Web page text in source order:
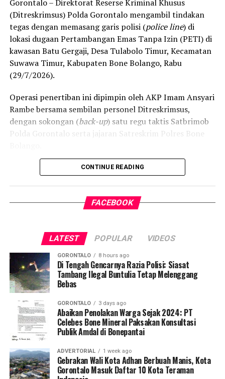
berpotensi merusak ekosistem pesisir serta perairan
Teluk Tomini, menghancurkan daerah resapan air, dan
mengancam ruang hidup nelayan serta petani lokal.
Rencana konsultasi publik PT CBM diprediksi bakal
mendapat perlawanan ketat dari koalisi masyarakat sipil
dan warga lintas desa yang bersiap menghadang
kelestarian ruang hidup mereka.
Gorontalo – Direktorat Reserse Kriminal Khusus
(Ditreskrimsus) Polda Gorontalo mengambil tindakan
tegas dengan memasang garis polisi (police line) di
lokasi dugaan Pertambangan Emas Tanpa Izin (PETI) di
kawasan Batu Gergaji, Desa Tulabolo Timur, Kecamatan
Suwawa Timur, Kabupaten Bone Bolango, Rabu
(29/7/2026).
Operasi penertiban ini dipimpin oleh AKP Imam Ansyari
Rambe bersama sembilan personel Ditreskrimsus,
dengan sokongan (back-up) satu regu taktis Satbrimob
Polda Gorontalo serta jajaran Satreskrim Polres Bone
Kapolda Gorontalo Irjen Pol. Drs. Widodo, S.H., M.H.
melalui Dirreskrimsus Kombes Pol. Maruly Pardede, S.H.,
difokuskan pada lubang-lubang yang disinyalir aktif
serta rendaman pengolahan material emas di kawasan
tersebut.
“Langkah penyegelan ini bertujuan untuk mendukung
proses penegakan hukum secara tuntas terhadap
praktik PETI di wilayah Kabupaten Bone Bolango,” tegas
Kombes Pol. Maruly Pardede.
Dari hasil penyisiran di Tempat Kejadian Perkara (TKP),
tim gabungan mengamankan sejumlah barang bukti
operasional, meliputi dua karung material batu galian,
dua buah pipa karbon, tiga mata borjet hammer, serta
CONTINUE READING
FACEBOOK
LATEST POPULAR VIDEOS
GORONTALO 8 hours ago
Di Tengah Gencarnya Razia Polisi: Siasat
Tambang Ilegal Buntulia Tetap Melenggang
Bebas
GORONTALO 3 days ago
Abaikan Penolakan Warga Sejak 2024: PT
Celebes Bone Mineral Paksakan Konsultasi
Publik Amdal di Bonepantai
ADVERTORIAL 1 week ago
Gebrakan Wali Kota Adhan Berbuah Manis, Kota
Gorontalo Masuk Daftar 10 Kota Teraman